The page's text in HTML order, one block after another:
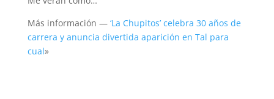
Más información — ‘La Chupitos’ celebra 30 años de
carrera y anuncia divertida aparición en Tal para
cual»